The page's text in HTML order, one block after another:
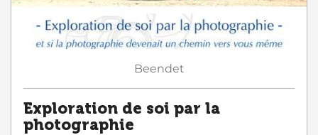
Beendet
Exploration de soi par la
photographie